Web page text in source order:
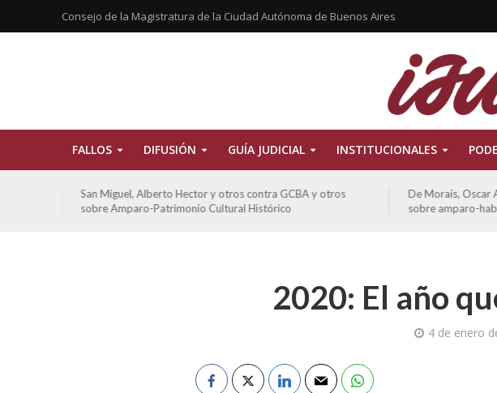
Consejo de la Magistratura de la Ciudad Autónoma de Buenos Aires
FALLOS DIFUSIÓN GUÍA JUDICIAL INSTITUCIONALES
San Miguel, Alberto Hector y otros contra GCBA y otros
sobre Amparo-Patrimonio Cultural Histórico
De Morais, Oscar
sobre amparo-
2020: El año
4 de enero